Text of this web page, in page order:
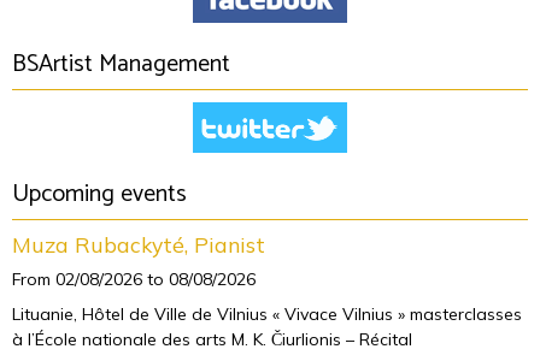
BSArtist Management
Upcoming events
Muza Rubackyté, Pianist
From 02/08/2026 to 08/08/2026
Lituanie, Hôtel de Ville de Vilnius « Vivace Vilnius » masterclasses
à l’École nationale des arts M. K. Čiurlionis – Récital